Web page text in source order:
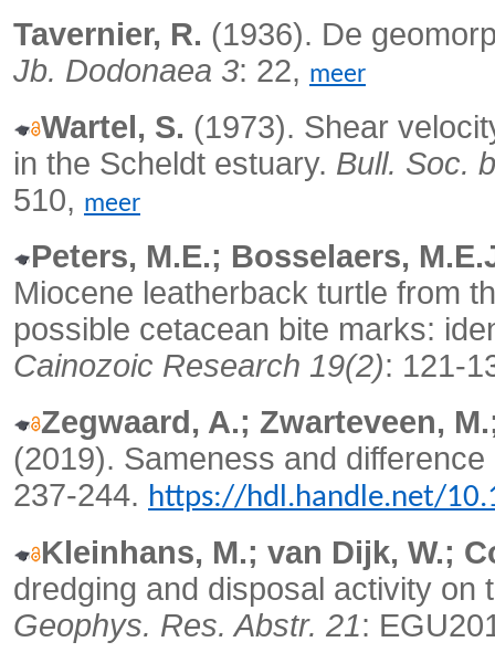
Tavernier, R. (1936). De
Jb. Dodonaea 3: 22, meer
Wartel, S. (1973). Shear
in the Scheldt estuary. Bull. Soc.
510, meer
Peters, M.E.; Bosselaers,
Miocene leatherback turtle from
possible cetacean bite marks:
Cainozoic Research 19(2): 121-
Zegwaard, A.; Zwarteveen,
(2019). Sameness and
237-244. https://hdl.handle.net/
Kleinhans, M.; van Dijk, W.;
dredging and disposal activity
Geophys. Res. Abstr. 21: